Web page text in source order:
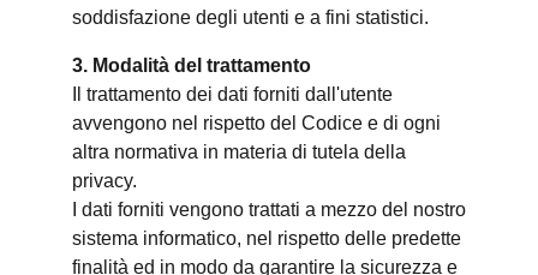
soddisfazione degli utenti e a fini statistici.
3. Modalità del trattamento
Il trattamento dei dati forniti dall'utente
avvengono nel rispetto del Codice e di ogni
altra normativa in materia di tutela della
privacy.
I dati forniti vengono trattati a mezzo del nostro
sistema informatico, nel rispetto delle predette
finalità ed in modo da garantire la sicurezza e